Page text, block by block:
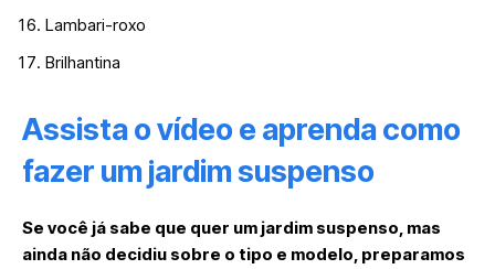
Lambari-roxo
Brilhantina
Assista o vídeo e aprenda como
fazer um jardim suspenso
Se você já sabe que quer um jardim suspenso, mas
ainda não decidiu sobre o tipo e modelo, preparamos